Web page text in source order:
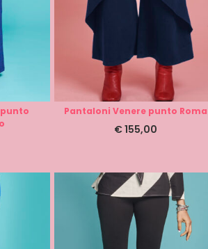
Pantaloni Venere punto Roma
€155,00